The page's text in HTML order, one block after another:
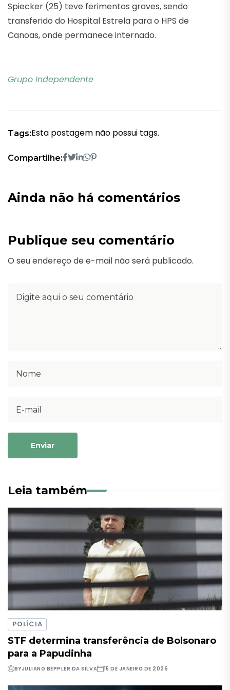
Spiecker (25) teve ferimentos graves, sendo
transferido do Hospital Estrela para o HPS de
Canoas, onde permanece internado.
Grupo Independente
Tags:Esta postagem não possui tags.
Compartilhe:
Ainda não há comentários
Publique seu comentário
O seu endereço de e-mail não será publicado.
Enviar
Leia também
POLÍCIA
STF determina transferência de Bolsonaro
para a Papudinha
BYJULIANO BEPPLER DA SILVA 15 DE JANEIRO DE 2026